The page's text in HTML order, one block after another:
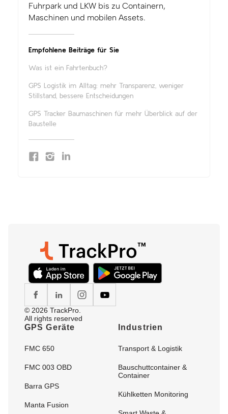
Fuhrpark und LKW bis zu Containern,
Maschinen und mobilen Assets.
Empfohlene Beiträge für Sie
Was ist ein Fahrtenbuch?
GPS Logistik im Alltag: mehr Transparenz, weniger
Stillstand, bessere Entscheidungen
GPS Tracker Baumaschinen für mehr Überblick auf der
Baustelle
© 2026 TrackPro.
All rights reserved
GPS Geräte
FMC 650
FMC 003 OBD
Barra GPS
Manta Fusion
Industrien
Transport & Logistik
Bauschuttcontainer &
Container
Kühlketten Monitoring